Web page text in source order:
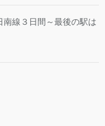
線３日間～最後の駅は